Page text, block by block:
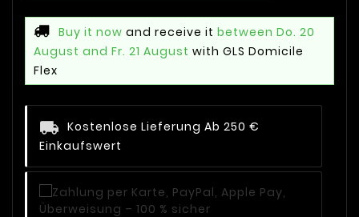
Buy it now and receive it between Do. 20
August and Fr. 21 August with GLS Domicile
Flex
Kostenlose Lieferung Ab 250 €
Einkaufswert